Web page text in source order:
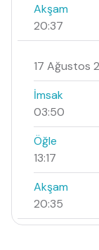
Akşam
20:37
17 Ağustos
İmsak
03:50
Öğle
13:17
Akşam
20:35